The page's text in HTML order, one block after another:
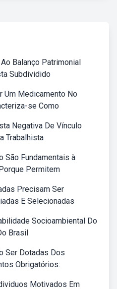
Balanço Patrimonial
Subdividido
Um Medicamento No
se Como
Negativa De Vínculo
Trabalhista
São Fundamentais à
Permitem
Precisam Ser
E Selecionadas
Socioambiental Do
Brasil
Ser Dotadas Dos
Obrigatórios:
Motivados Em